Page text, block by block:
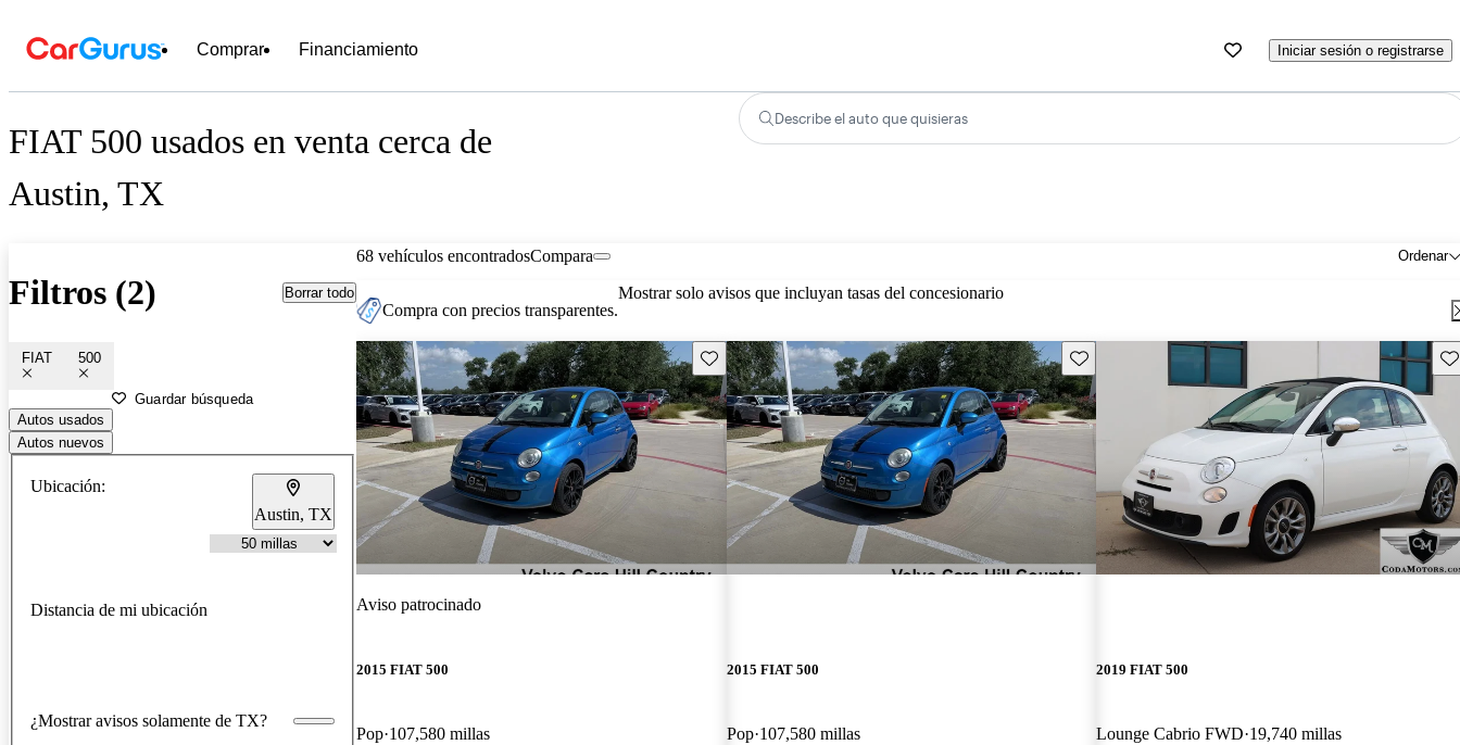
Comprar Financiamiento Iniciar sesión o registrarse
FIAT 500 usados en venta cerca de
Austin, TX
Describe el auto que quisieras
Filtros (2) Borrar todo
FIAT 500
Guardar búsqueda
Autos usados
Autos nuevos
Ubicación:
Austin, TX
Distancia de mi ubicación
¿Mostrar avisos solamente de TX?
68 vehículos encontrados Ordenar
Compara
Compra con precios transparentes.
Mostrar solo avisos que incluyan tasas del concesionario
Guarda este Aviso
Aviso patrocinado
2015 FIAT 500
Pop 107,580 millas
Guarda este Aviso
2015 FIAT 500
Pop 107,580 millas
2019 FIAT 500
Lounge Cabrio FWD 19,740 millas